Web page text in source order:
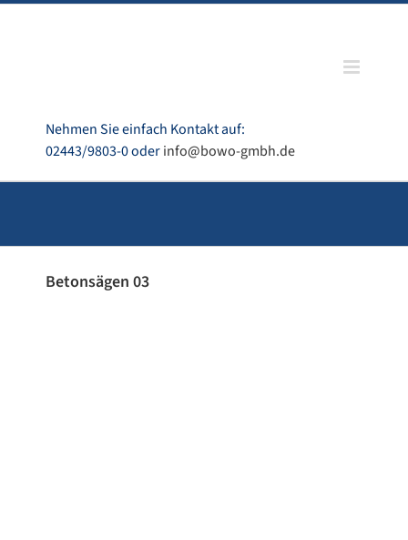
Zum
Nehmen Sie einfach Kontakt auf:
02443/9803-0 oderinfo@bowo-gmbh.de
Betonsägen 03